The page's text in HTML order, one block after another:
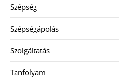
Szépség
Szépségápolás
Szolgáltatás
Tanfolyam